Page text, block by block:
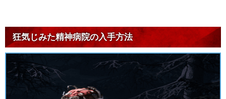
狂気じみた精神病院の入手方法